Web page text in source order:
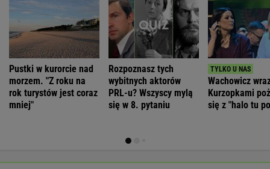
Pustki w kurorcie nad
morzem. "Z roku na
rok turystów jest coraz
mniej"
Rozpoznasz tych
wybitnych aktorów
PRL-u? Wszyscy mylą
się w 8. pytaniu
Wachowicz
Kurzopkami
się z "halo tu